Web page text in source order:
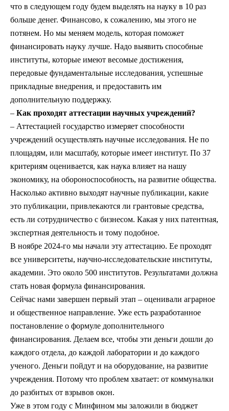
что в следующем году будем выделять на науку в 10 раз
больше денег. Финансово, к сожалению, мы этого не
потянем. Но мы меняем модель, которая поможет
финансировать науку лучше. Надо выявить способные
институты, которые имеют весомые достижения,
передовые фундаментальные исследования, успешные
прикладные внедрения, и предоставить им
дополнительную поддержку.
– Как проходят аттестации научных учреждений?
– Аттестацией государство измеряет способности
учреждений осуществлять научные исследования. Не по
площадям, или масштабу, которые имеет институт. По 37
критериям оценивается, как наука влияет на нашу
экономику, на обороноспособность, на развитие общества.
Насколько активно выходят научные публикации, какие
это публикации, привлекаются ли грантовые средства,
есть ли сотрудничество с бизнесом. Какая у них патентная,
экспертная деятельность и тому подобное.
В ноябре 2024-го мы начали эту аттестацию. Ее проходят
все университеты, научно-исследовательские институты,
академии. Это около 500 институтов. Результатами должна
стать новая формула финансирования.
Сейчас нами завершен первый этап – оценивали аграрное
и общественное направление. Уже есть разработанное
постановление о формуле дополнительного
финансирования. Делаем все, чтобы эти деньги дошли до
каждого отдела, до каждой лаборатории и до каждого
ученого. Деньги пойдут и на оборудование, на развитие
учреждения. Потому что проблем хватает: от коммуналки
до разбитых от взрывов окон.
Уже в этом году с Минфином мы заложили в бюджет